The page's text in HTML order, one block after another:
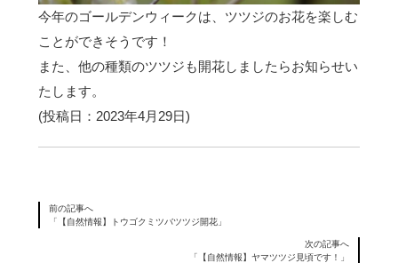
今年のゴールデンウィークは、ツツジのお花を楽しむ
ことができそうです！
また、他の種類のツツジも開花しましたらお知らせい
たします。
(投稿日：2023年4月29日)
前の記事へ
「【自然情報】トウゴクミツバツツジ開花」
次の記事へ
「【自然情報】ヤマツツジ見頃です！」